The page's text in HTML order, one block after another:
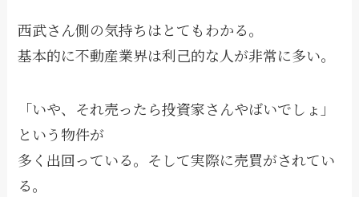
西武さん側の気持ちはとてもわかる。
基本的に不動産業界は利己的な人が非常に多い。
「いや、それ売ったら投資家さんやばいでしょ」
という物件が
多く出回っている。そして実際に売買がされてい
る。